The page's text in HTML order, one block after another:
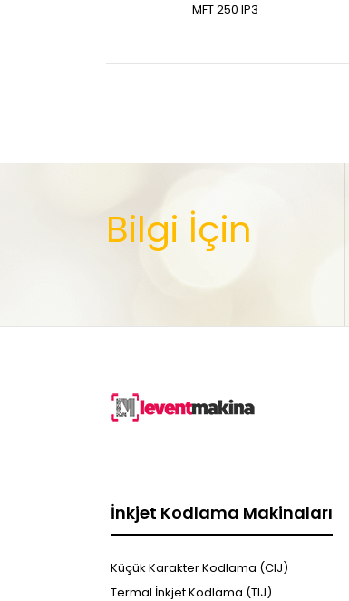
MFT 250 IP3
Bilgi İçin
İnkjet Kodlama Makinaları
Küçük Karakter Kodlama (CIJ)
Termal İnkjet Kodlama (TIJ)